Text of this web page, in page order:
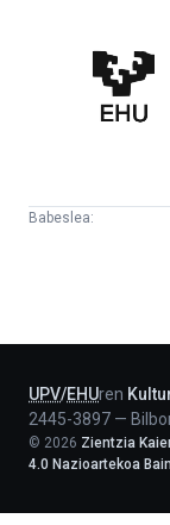
Zientifikoko
Katedra
Babeslea:
UPV/EHUren
2445-3897 —
© 2026 Zientzia
4.0 Nazioartekoa